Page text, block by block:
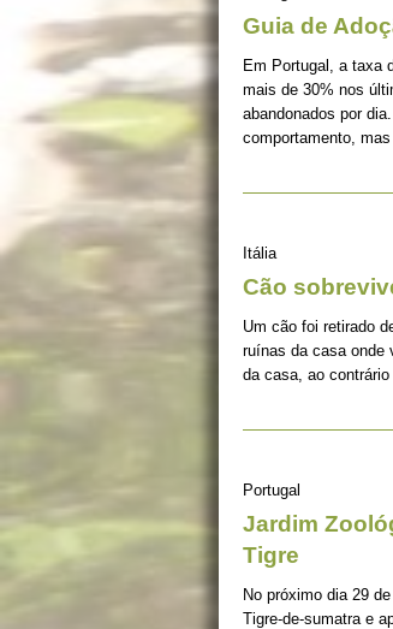
Guia de
Em Portugal, a taxa
mais de 30% nos
abandonados por
comportamento,
Itália
Cão
Um cão foi retirado
ruínas da casa onde
da casa, ao
Portugal
Jardim
Tigre
No próximo dia 29
Tigre-de-sumatra e